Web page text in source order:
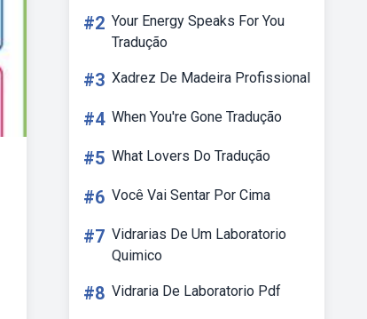
#2 Your Energy Speaks For You
Tradução
#3 Xadrez De Madeira Profissional
#4 When You're Gone Tradução
#5 What Lovers Do Tradução
#6 Você Vai Sentar Por Cima
#7 Vidrarias De Um Laboratorio
Quimico
#8 Vidraria De Laboratorio Pdf